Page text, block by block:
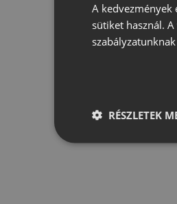
A kedvezmények
sütiket használ.
RÉSZLETEK